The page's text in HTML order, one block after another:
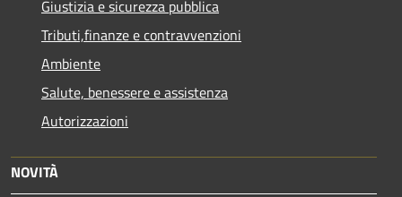
Giustizia e sicurezza pubblica
Tributi,finanze e contravvenzioni
Ambiente
Salute, benessere e assistenza
Autorizzazioni
NOVITÀ